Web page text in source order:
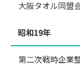
大阪タオル同盟
昭和19年
第二次戦時企業